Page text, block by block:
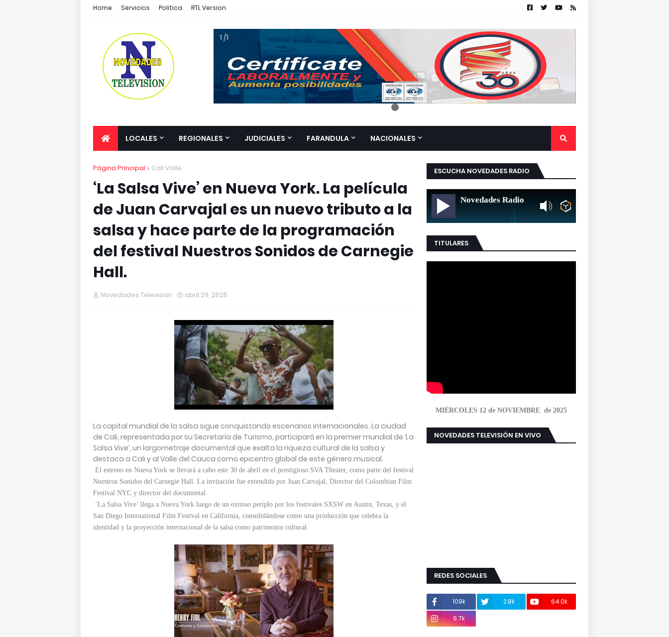
Home Servicios Politica RTL Version
1 /1
LOCALES REGIONALES JUDICIALES FARANDULA NACIONALES
Página Principal Cali Valle
‘La Salsa Vive’ en Nueva York. La película
de Juan Carvajal es un nuevo tributo a la
salsa y hace parte de la programación
del festival Nuestros Sonidos de Carnegie
Hall.
Novedades Televisión abril 29, 2025
La capital mundial de la salsa sigue conquistando escenarios internacionales. La ciudad
de Cali, representada por su Secretaría de Turismo, participará en la premier mundial de ‘La
Salsa Vive’, un largometraje documental que exalta la riqueza cultural de la salsa y
destaca a Cali y al Valle del Cauca como epicentro global de este género musical.
El estreno en Nueva York se llevará a cabo este 30 de abril en el prestigioso SVA Theater, como parte del festival
Nuestros Sonidos del Carnegie Hall. La invitación fue extendida por Juan Carvajal, Director del Colombian Film
Festival NYC y director del documental.
‘La Salsa Vive’ llega a Nueva York luego de un exitoso periplo por los festivales SXSW en Austin, Texas, y el
San Diego International Film Festival en California, consolidándose como una producción que celebra la
identidad y la proyección internacional de la salsa como patrimonio cultural.
ESCUCHA NOVEDADES RADIO
Novedades Radio
TITULARES
MIÉRCOLES 12 de NOVIEMBRE de 2025
NOVEDADES TELEVISIÓN EN VIVO
REDES SOCIALES
109k 2.8k
64.0k
9.7k